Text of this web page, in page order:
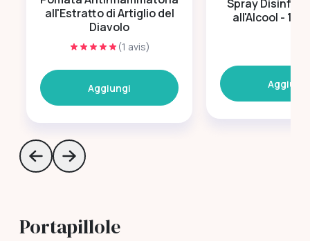
all'Estratto di Artiglio del
Diavolo
(1 avis)
Aggiungi
Spray
all'Alcool - 100
Aggiungi
Skip to previous slide page
Skip to next slide page
Portapillole